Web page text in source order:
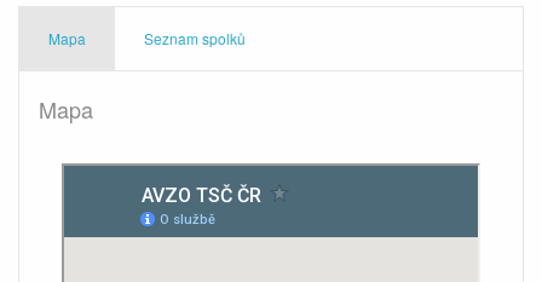
Mapa Seznam spolků
Mapa